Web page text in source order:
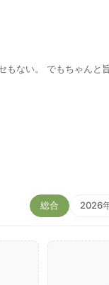
ない。 でもちゃんと
総合 2026